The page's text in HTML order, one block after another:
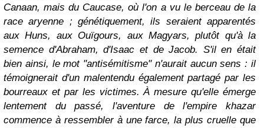
Canaan, mais du Caucase, où l'on a vu le berceau de la
race aryenne ; génétiquement, ils seraient apparentés
aux Huns, aux Ouïgours, aux Magyars, plutôt qu'à la
semence d'Abraham, d'Isaac et de Jacob. S'il en était
bien ainsi, le mot "antisémitisme" n'aurait aucun sens : il
témoignerait d'un malentendu également partagé par les
bourreaux et par les victimes. À mesure qu'elle émerge
lentement du passé, l'aventure de l'empire khazar
commence à ressembler à une farce, la plus cruelle que